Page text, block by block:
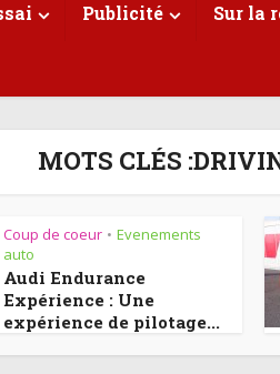
Publicité Sur la
MOTS CLÉS
Coup de coeur • Evenements
auto
Audi Endurance
Expérience : Une
expérience de pilotage...